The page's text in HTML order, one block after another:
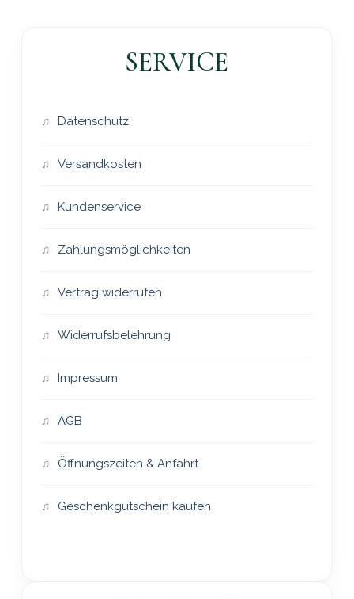
SERVICE
Datenschutz
Versandkosten
Kundenservice
Zahlungsmöglichkeiten
Vertrag widerrufen
Widerrufsbelehrung
Impressum
AGB
Öffnungszeiten & Anfahrt
Geschenkgutschein kaufen